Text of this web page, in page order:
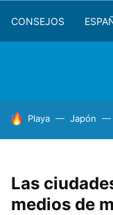
CONSEJOS
HOY SE HABLA DE
Playa Japón
Las
medios de